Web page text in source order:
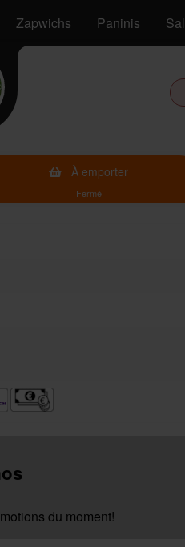
Zapwichs Paninis
À emporter
Fermé
du moment!